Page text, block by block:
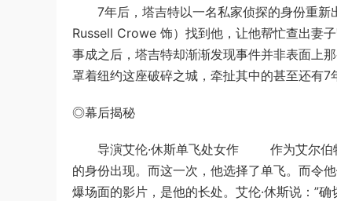
7年后，塔吉特以一名私家侦探的身份重新
Russell Crowe 饰）找到他，让他帮忙查出妻
事成之后，塔吉特却渐渐发现事件并非表面上
罩着纽约这座破碎之城，牵扯其中的甚至还有
◎幕后揭秘
导演艾伦·休斯单飞处女作 作为艾尔伯特·
的身份出现。而这一次，他选择了单飞。而令
爆场面的影片，是他的长处。艾伦·休斯说：”